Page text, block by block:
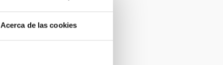
Acerca de las cookies